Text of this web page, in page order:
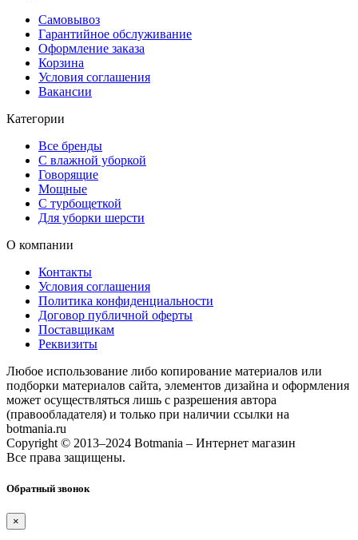
Самовывоз
Гарантийное обслуживание
Оформление заказа
Корзина
Условия соглашения
Вакансии
Категории
Все бренды
С влажной уборкой
Говорящие
Мощные
С турбощеткой
Для уборки шерсти
О компании
Контакты
Условия соглашения
Политика конфиденциальности
Договор публичной оферты
Поставщикам
Реквизиты
Любое использование либо копирование материалов или
подборки материалов сайта, элементов дизайна и оформления
может осуществляться лишь с разрешения автора
(правообладателя) и только при наличии ссылки на
botmania.ru
Copyright © 2013–2024 Botmania – Интернет магазин
Все права защищены.
Обратный звонок
×